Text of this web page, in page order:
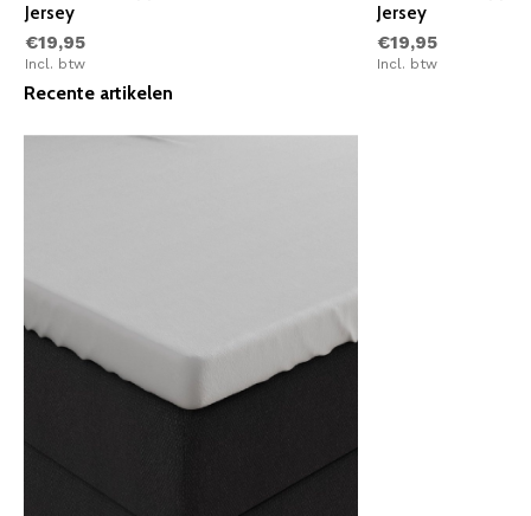
Jersey
€19,95
Incl. btw
Jersey
€19,95
Incl. btw
Recente artikelen